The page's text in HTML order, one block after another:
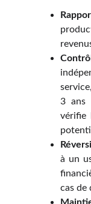
3 ans
vérifie
à un
cas de